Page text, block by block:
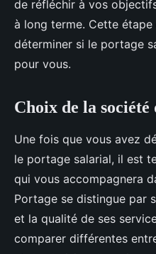
de réfléchir à vos
à long terme. Cette
déterminer si le portage
pour vous.
Choix de la
Une fois que vous avez
le portage salarial, il est
qui vous accompagnera
Portage se distingue par
et la qualité de ses
comparer différentes